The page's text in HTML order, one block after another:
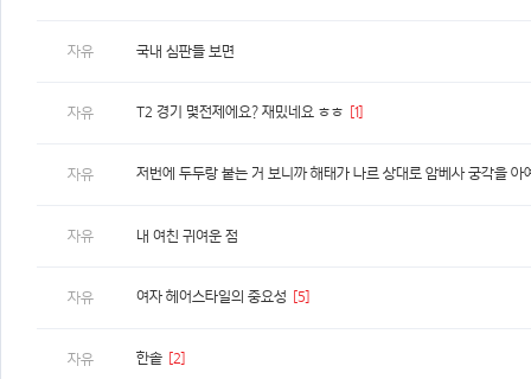
자유 국내 심판들 보면
자유 T2 경기 몇전제에요? 재밌네요 ㅎㅎ [1]
자유 저번에 두두랑 붙는 거 보니까 해태가 나르 상대로 암베사 궁각을 아
자유 내 여친 귀여운 점
자유 여자 헤어스타일의 중요성 [5]
자유 한솥 [2]